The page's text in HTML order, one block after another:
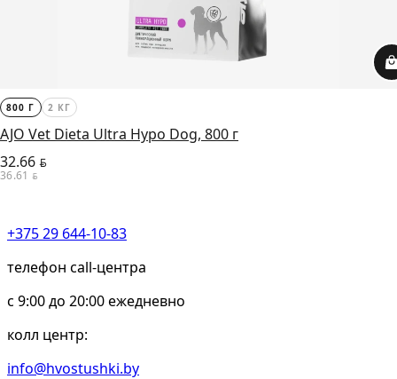
800 Г 2 КГ
AJO Vet Dieta Ultra Hypo Dog, 800 г
32.66 BYN
36.61 BYN
+375 29 644-10-83
телефон call-центра
c 9:00 до 20:00 ежедневно
колл центр:
info@hvostushki.by